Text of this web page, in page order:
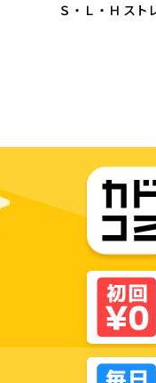
Ｓ・Ｌ・Ｈ スト